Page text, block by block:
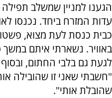
הגענו למניין שמשלב
עדות המזרח ביחד. נכנסו
כבית כנסת לעת מצוא,
באוויר. נשארתי איתם
לגעת גם בלבי החתום,
"חשבתי שאני זו שהובילה
שהובלת אותי".